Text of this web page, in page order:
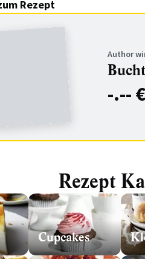
Rezept
Author
-.-- €
Rezept
Cupcakes